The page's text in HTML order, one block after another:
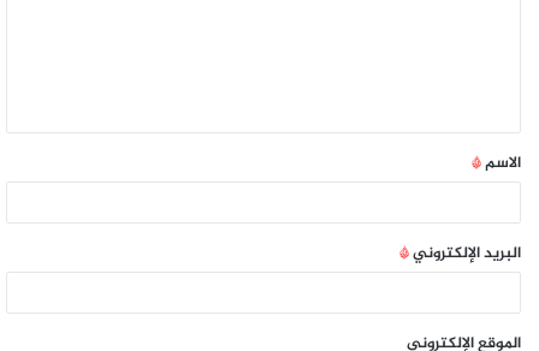
الاسم*
البريد الإلكتروني*
الموقع الإلكتروني